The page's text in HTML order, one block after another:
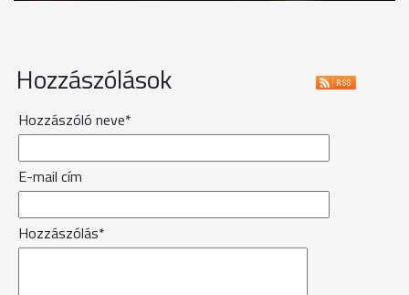
Hozzászólások
Hozzászóló neve*
E-mail cím
Hozzászólás*